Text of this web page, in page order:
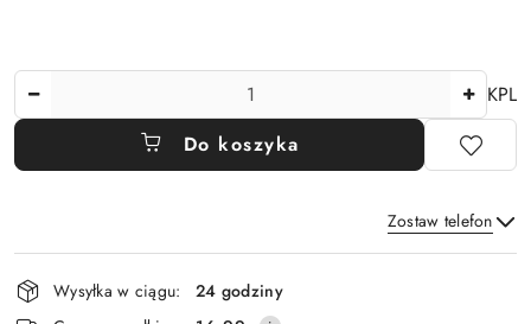
KPL
Do koszyka
Zostaw telefon
Dostępność
i
Wysyłka w ciągu:
24 godziny